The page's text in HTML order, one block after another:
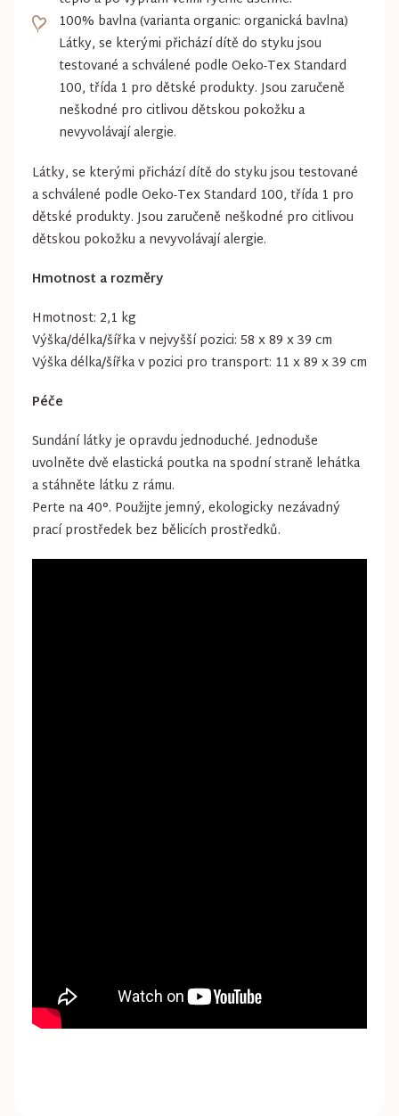
100% bavlna (varianta organic: organická bavlna)
Látky, se kterými přichází dítě do styku jsou
testované a schválené podle Oeko-Tex Standard
100, třída 1 pro dětské produkty. Jsou zaručeně
neškodné pro citlivou dětskou pokožku a
nevyvolávají alergie.
Látky, se kterými přichází dítě do styku jsou testované
a schválené podle Oeko-Tex Standard 100, třída 1 pro
dětské produkty. Jsou zaručeně neškodné pro citlivou
dětskou pokožku a nevyvolávají alergie.
Hmotnost a rozměry
Hmotnost: 2,1 kg
Výška/délka/šířka v nejvyšší pozici: 58 x 89 x 39 cm
Výška délka/šířka v pozici pro transport: 11 x 89 x 39 cm
Péče
Sundání látky je opravdu jednoduché. Jednoduše
uvolněte dvě elastická poutka na spodní straně lehátka
a stáhněte látku z rámu.
Perte na 40°. Použijte jemný, ekologicky nezávadný
prací prostředek bez bělicích prostředků.